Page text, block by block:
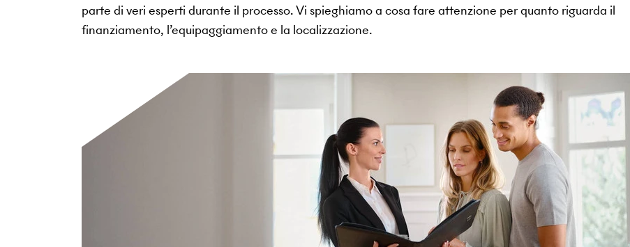
parte di veri esperti durante il processo. Vi spieghiamo a cosa fare attenzione per quanto riguarda il
finanziamento, l’equipaggiamento e la localizzazione.